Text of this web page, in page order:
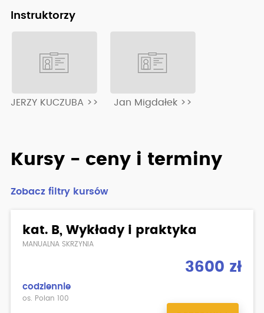
Instruktorzy
JERZY KUCZUBA >> Jan Migdałek >>
Kursy - ceny i terminy
Zobacz filtry kursów
kat. B, Wykłady i praktyka
MANUALNA SKRZYNIA
3600 zł
codziennie
os. Polan 100